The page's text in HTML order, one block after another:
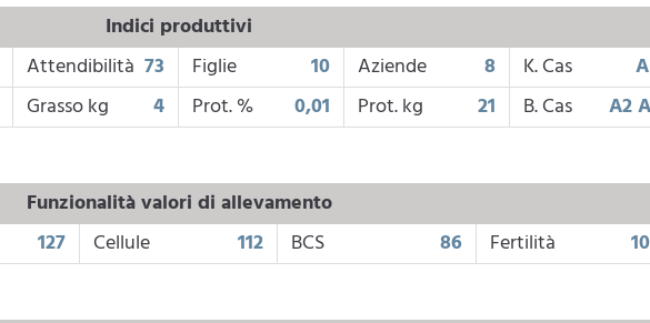
Indici produttivi
Attendibilità 73 Figlie 10 Aziende 8 K. Cas
Grasso kg 4 Prot. % 0,01 Prot. kg 21 B. Cas A2
Funzionalità valori di allevamento
127 Cellule 112 BCS 86 Fertilità